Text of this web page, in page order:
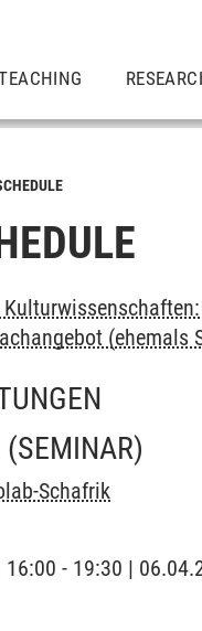
(ehemals
(SEMINAR)
Schafrik
- 19:30 |